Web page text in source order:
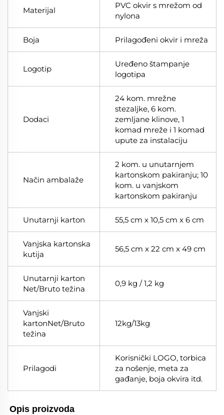
Materijal
PVC okvir s mrežom od
nylona
Boja Prilagođeni okvir i mreža
Logotip
Uređeno štampanje
logotipa
Dodaci
24 kom. mrežne
stezaljke, 6 kom.
zemljane klinove, 1
komad mreže i 1 komad
upute za instalaciju
Način ambalaže
2 kom. u unutarnjem
kartonskom pakiranju; 10
kom. u vanjskom
kartonskom pakiranju
Unutarnji karton 55,5 cm x 10,5 cm x 6 cm
Vanjska kartonska
kutija
56,5 cm x 22 cm x 49 cm
Unutarnji karton
Net/Bruto težina
0,9 kg / 1,2 kg
Vanjski
kartonNet/Bruto
težina
12kg/13kg
Prilagodi
Korisnički LOGO, torbica
za nošenje, meta za
gađanje, boja okvira itd.
Opis proizvoda